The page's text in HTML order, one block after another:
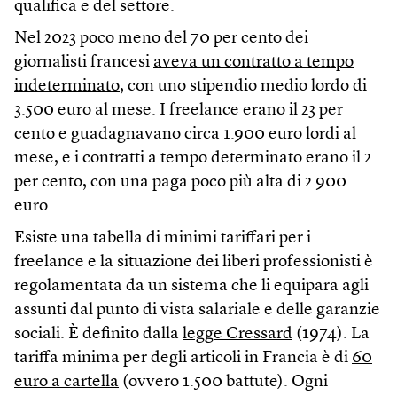
qualifica e del settore.
Nel 2023 poco meno del 70 per cento dei
giornalisti francesi aveva un contratto a tempo
indeterminato, con uno stipendio medio lordo di
3.500 euro al mese. I freelance erano il 23 per
cento e guadagnavano circa 1.900 euro lordi al
mese, e i contratti a tempo determinato erano il 2
per cento, con una paga poco più alta di 2.900
euro.
Esiste una tabella di minimi tariffari per i
freelance e la situazione dei liberi professionisti è
regolamentata da un sistema che li equipara agli
assunti dal punto di vista salariale e delle garanzie
sociali. È definito dalla legge Cressard (1974). La
tariffa minima per degli articoli in Francia è di 60
euro a cartella (ovvero 1.500 battute). Ogni